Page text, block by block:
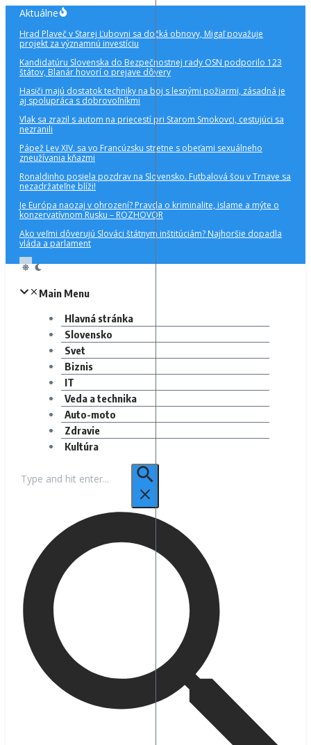
Preskočiť
obsah
Aktuálne
Hrad Plaveč v Starej Ľubovni sa dočká obnovy, Migaľ považuje
projekt za významnú investíciu
Kandidatúru Slovenska do Bezpečnostnej rady OSN podporilo 123
štátov, Blanár hovorí o prejave dôvery
Hasiči majú dostatok techniky na boj s lesnými požiarmi, zásadná je
aj spolupráca s dobrovoľníkmi
Vlak sa zrazil s autom na priecestí pri Starom Smokovci, cestujúci sa
nezranili
Pápež Lev XIV. sa vo Francúzsku stretne s obeťami sexuálneho
zneužívania kňazmi
Ronaldinho posiela pozdrav na Slovensko. Futbalová šou v Trnave sa
nezadržateľne blíži!
Je Európa naozaj v ohrození? Pravda o kriminalite, islame a mýte o
konzervatívnom Rusku – ROZHOVOR
Ako veľmi dôverujú Slováci štátnym inštitúciám? Najhoršie dopadla
vláda a parlament
Main Menu
Hlavná stránka
Slovensko
Svet
Biznis
IT
Veda a technika
Auto-moto
Zdravie
Kultúra